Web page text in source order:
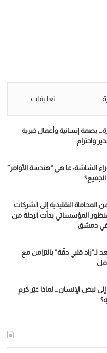
تعليقات
بصمة إنسانية وأعمال خيرية
واحترام
الشاشة: ما هي “هندسة الأوامر”
المحاماة التقليدية إلى الشركات
المؤسساتي بدأت الرحلة من
دمشق
لـ”زاد قلبي دقّة” بالتزامن مع
نبض الإنسان… لماذا غيّر كرم